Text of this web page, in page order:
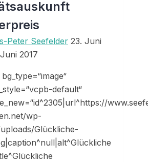
Peter Seefelder 23. Juni
2017
default“
wp-
Glückliche-